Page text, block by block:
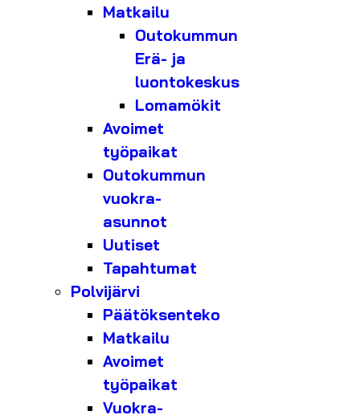
Matkailu
Outokummun
Erä- ja
luontokeskus
Lomamökit
Avoimet
työpaikat
Outokummun
vuokra-
asunnot
Uutiset
Tapahtumat
Polvijärvi
Päätöksenteko
Matkailu
Avoimet
työpaikat
Vuokra-